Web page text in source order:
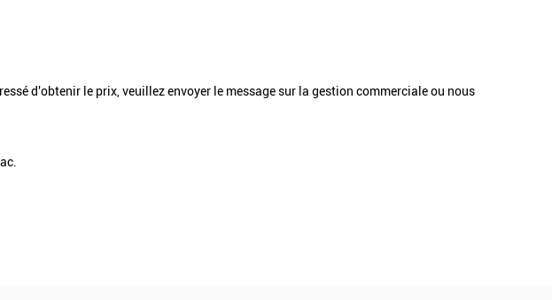
d'obtenir le prix, veuillez envoyer le message sur la gestion commerciale ou nous